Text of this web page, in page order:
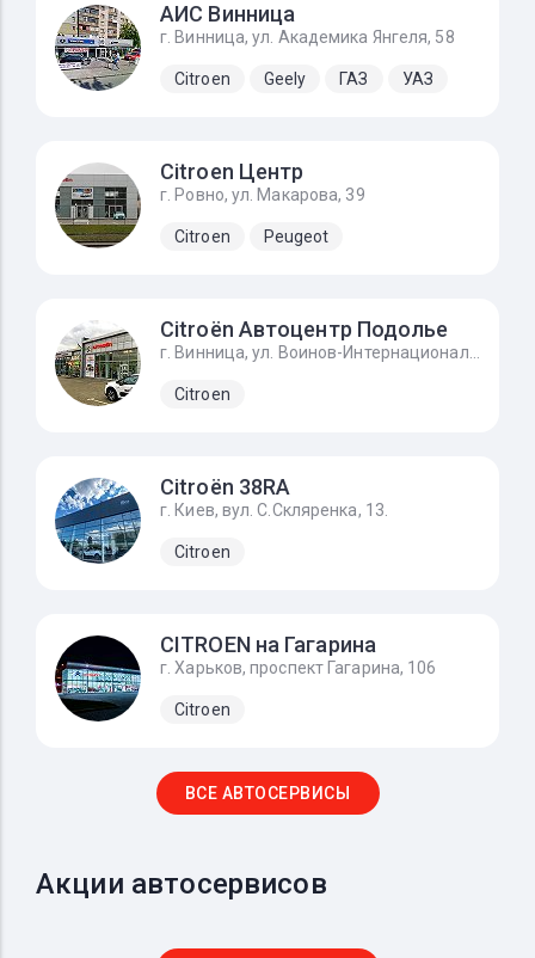
АИС Винница
г. Винница, ул. Академика Янгеля, 58
Citroen Geely ГАЗ УАЗ
Citroen Центр
г. Ровно, ул. Макарова, 39
Citroen Peugeot
Citroën Автоцентр Подолье
Citroen
Citroёn 38RA
г. Киев, вул. С.Скляренка, 13.
Citroen
CITROEN на Гагарина
г. Харьков, проспект Гагарина, 106
Citroen
ВСЕ АВТОСЕРВИСЫ
Акции автосервисов